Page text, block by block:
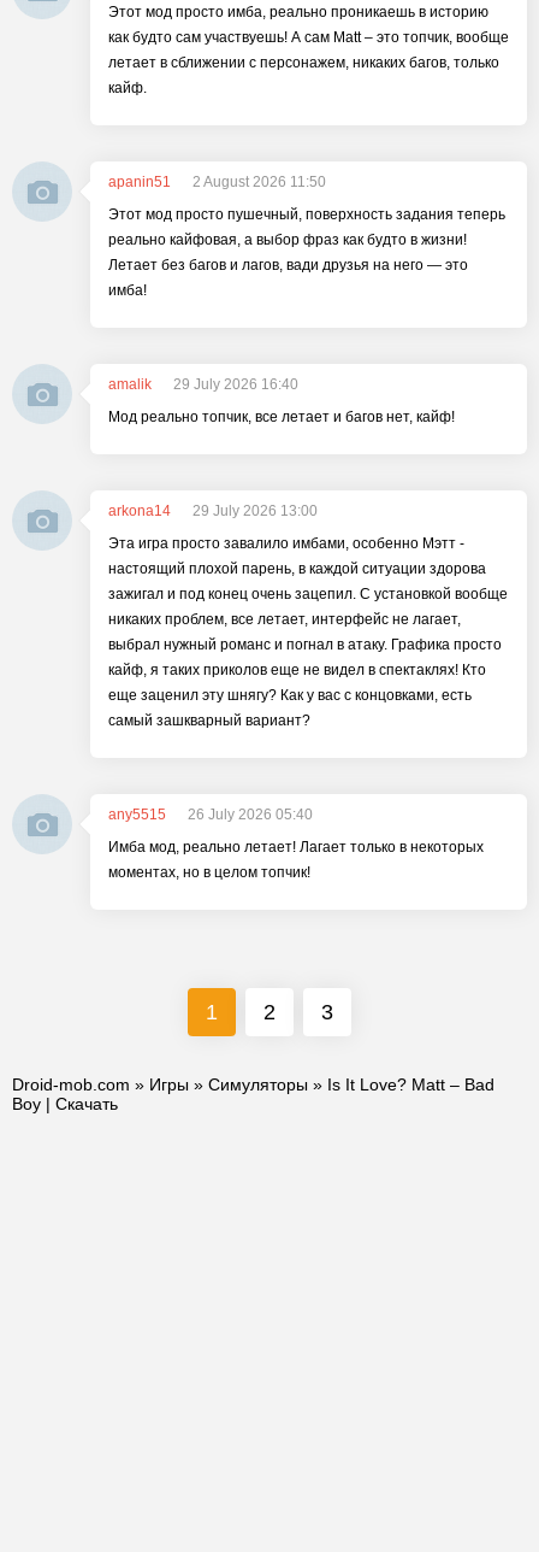
Этот мод просто имба, реально проникаешь в историю
как будто сам участвуешь! А сам Matt – это топчик, вообще
летает в сближении с персонажем, никаких багов, только
кайф.
apanin51
2 August 2026 11:50
Этот мод просто пушечный, поверхность задания теперь
реально кайфовая, а выбор фраз как будто в жизни!
Летает без багов и лагов, вади друзья на него — это
имба!
amalik
29 July 2026 16:40
Мод реально топчик, все летает и багов нет, кайф!
arkona14
29 July 2026 13:00
Эта игра просто завалило имбами, особенно Мэтт -
настоящий плохой парень, в каждой ситуации здорова
зажигал и под конец очень зацепил. С установкой вообще
никаких проблем, все летает, интерфейс не лагает,
выбрал нужный романс и погнал в атаку. Графика просто
кайф, я таких приколов еще не видел в спектаклях! Кто
еще заценил эту шнягу? Как у вас с концовками, есть
самый зашкварный вариант?
any5515
26 July 2026 05:40
Имба мод, реально летает! Лагает только в некоторых
моментах, но в целом топчик!
1 2 3
Droid-mob.com » Игры » Симуляторы » Is It Love? Matt – Bad
Boy | Скачать